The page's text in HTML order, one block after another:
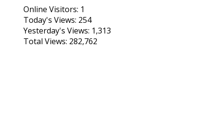
Online Visitors: 1
Today's Views: 254
Yesterday's Views: 1,313
Total Views: 282,762